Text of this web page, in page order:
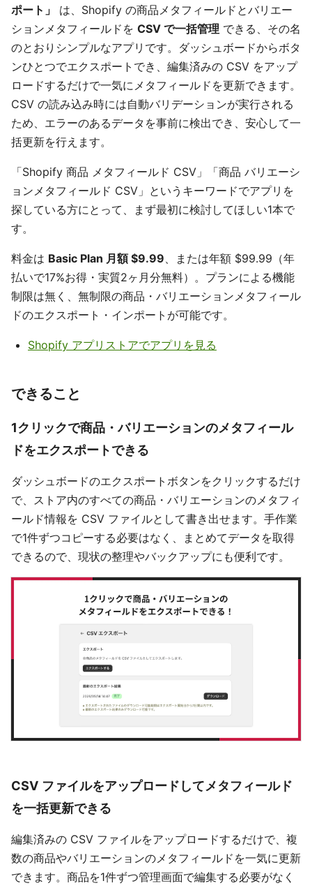
ポート」
は、Shopify の商品メタフィールドとバリエー
ションメタフィールドを CSV で一括管理 できる、その名
のとおりシンプルなアプリです。ダッシュボードからボタ
ンひとつでエクスポートでき、編集済みの CSV をアップ
ロードするだけで一気にメタフィールドを更新できます。
CSV の読み込み時には自動バリデーションが実行される
ため、エラーのあるデータを事前に検出でき、安心して一
括更新を行えます。
「Shopify 商品 メタフィールド CSV」「商品 バリエーシ
ョンメタフィールド CSV」というキーワードでアプリを
探している方にとって、まず最初に検討してほしい1本で
す。
料金は Basic Plan 月額 $9.99、または年額 $99.99（年
払いで17%お得・実質2ヶ月分無料）。プランによる機能
制限は無く、無制限の商品・バリエーションメタフィール
ドのエクスポート・インポートが可能です。
Shopify アプリストアでアプリを見る
できること
1クリックで商品・バリエーションのメタフィール
ドをエクスポートできる
ダッシュボードのエクスポートボタンをクリックするだけ
で、ストア内のすべての商品・バリエーションのメタフィ
ールド情報を CSV ファイルとして書き出せます。手作業
で1件ずつコピーする必要はなく、まとめてデータを取得
できるので、現状の整理やバックアップにも便利です。
CSV ファイルをアップロードしてメタフィールド
を一括更新できる
編集済みの CSV ファイルをアップロードするだけで、複
数の商品やバリエーションのメタフィールドを一気に更新
できます。商品を1件ずつ管理画面で編集する必要がなく